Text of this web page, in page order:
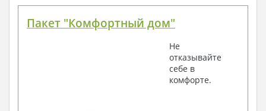
Пакет "Комфортный дом"
Не
отказывайте
себе в
комфорте.